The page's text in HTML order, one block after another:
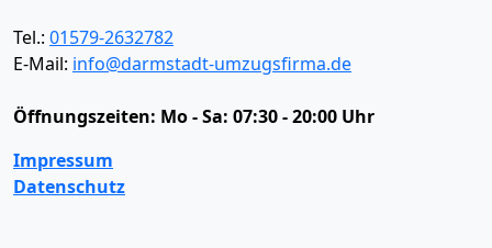
Tel.: 01579-2632782
E-Mail: info@darmstadt-umzugsfirma.de
Öffnungszeiten: Mo - Sa: 07:30 - 20:00 Uhr
Impressum
Datenschutz